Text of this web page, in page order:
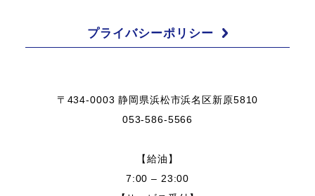
プライバシーポリシー
〒434-0003 静岡県浜松市浜名区新原5810
053-586-5566
【給油】
7:00 – 23:00